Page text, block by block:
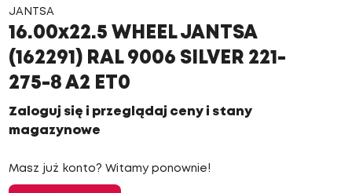
JANTSA
16.00x22.5 WHEEL JANTSA
(162291) RAL 9006 SILVER 221-
275-8 A2 ET0
Zaloguj się i przeglądaj ceny i stany
magazynowe
Masz już konto? Witamy ponownie!